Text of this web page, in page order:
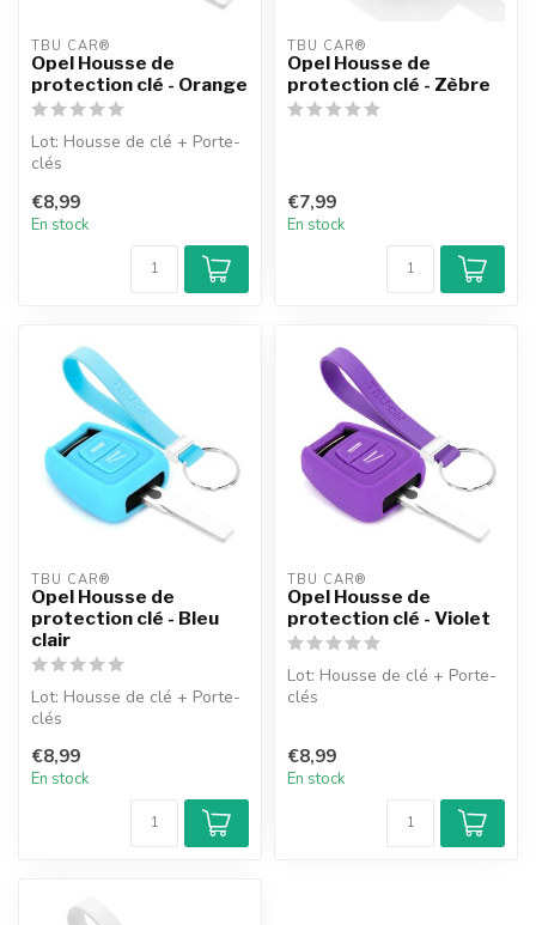
TBU CAR®
Opel Housse de
protection clé - Orange
Lot: Housse de clé + Porte-
clés
€8,99
En stock
TBU CAR®
Opel Housse de
protection clé - Zèbre
€7,99
En stock
TBU CAR®
Opel Housse de
protection clé - Bleu
clair
Lot: Housse de clé + Porte-
clés
€8,99
En stock
TBU CAR®
Opel Housse de
protection clé - Violet
Lot: Housse de clé + Porte-
clés
€8,99
En stock